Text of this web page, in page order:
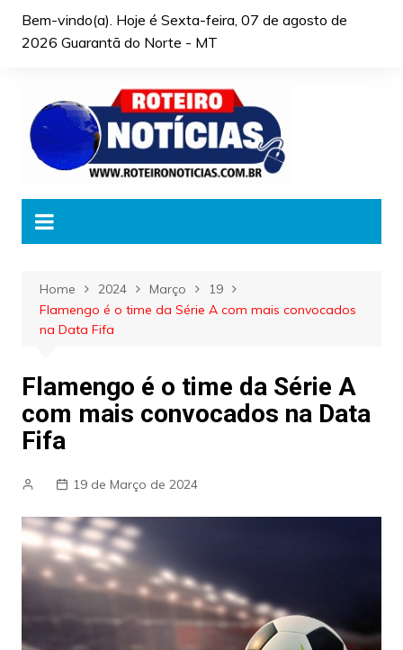
Bem-vindo(a). Hoje é Sexta-feira, 07 de agosto de
2026 Guarantã do Norte - MT
Home 2024 Março
19
Flamengo é o time da Série A com mais convocados
na Data Fifa
Flamengo é o time da Série A
com mais convocados na Data
Fifa
19 de Março de 2024